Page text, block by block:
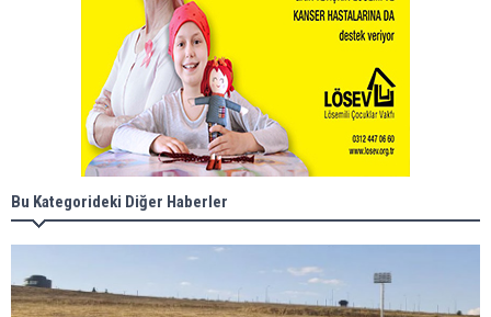
Bu Kategorideki Diğer Haberler